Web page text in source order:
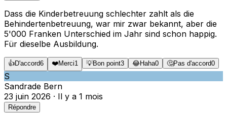
Dass die Kinderbetreuung schlechter zahlt als die
Behindertenbetreuung, war mir zwar bekannt, aber die
5'000 Franken Unterschied im Jahr sind schon happig.
Für dieselbe Ausbildung.
👍D'accord6 ❤️Merci1 💡Bon point3 😂Haha0 🤔Pas d'accord0
S
Sandrade Bern
23 juin 2026 · Il y a 1 mois
Répondre